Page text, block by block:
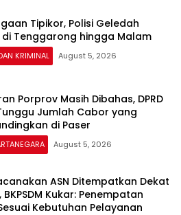
Tipikor, Polisi Geledah
di Tenggarong hingga Malam
KRIMINAL August 5, 2026
Porprov Masih Dibahas, DPRD
Jumlah Cabor yang
di Paser
August 5, 2026
ASN Ditempatkan Dekat
BKPSDM Kukar: Penempatan
Kebutuhan Pelayanan